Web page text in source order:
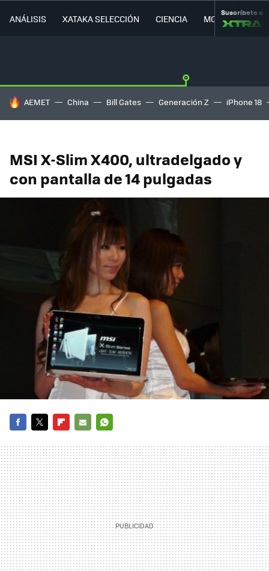
ANÁLISIS XATAKA SELECCIÓN CIENCIA MOVILIDAD
Suscríbete a
HOY SE HABLA DE
AEMET China Bill Gates Generación Z iPhone 18
MSI X-Slim X400, ultradelgado y
con pantalla de 14 pulgadas
MAIL